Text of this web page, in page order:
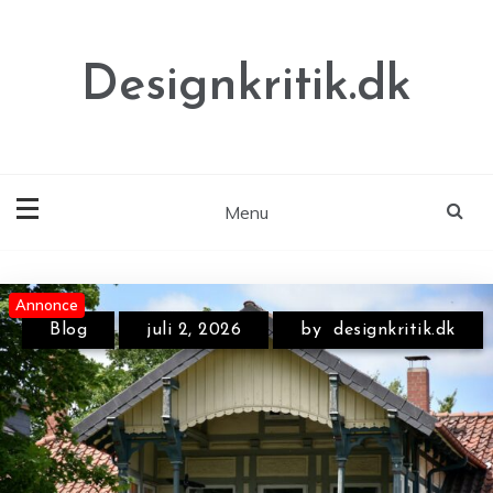
Designkritik.dk
Menu
Annonce
Annonce
Blog juli 2, 2026 by designkritik.dk
Annonce